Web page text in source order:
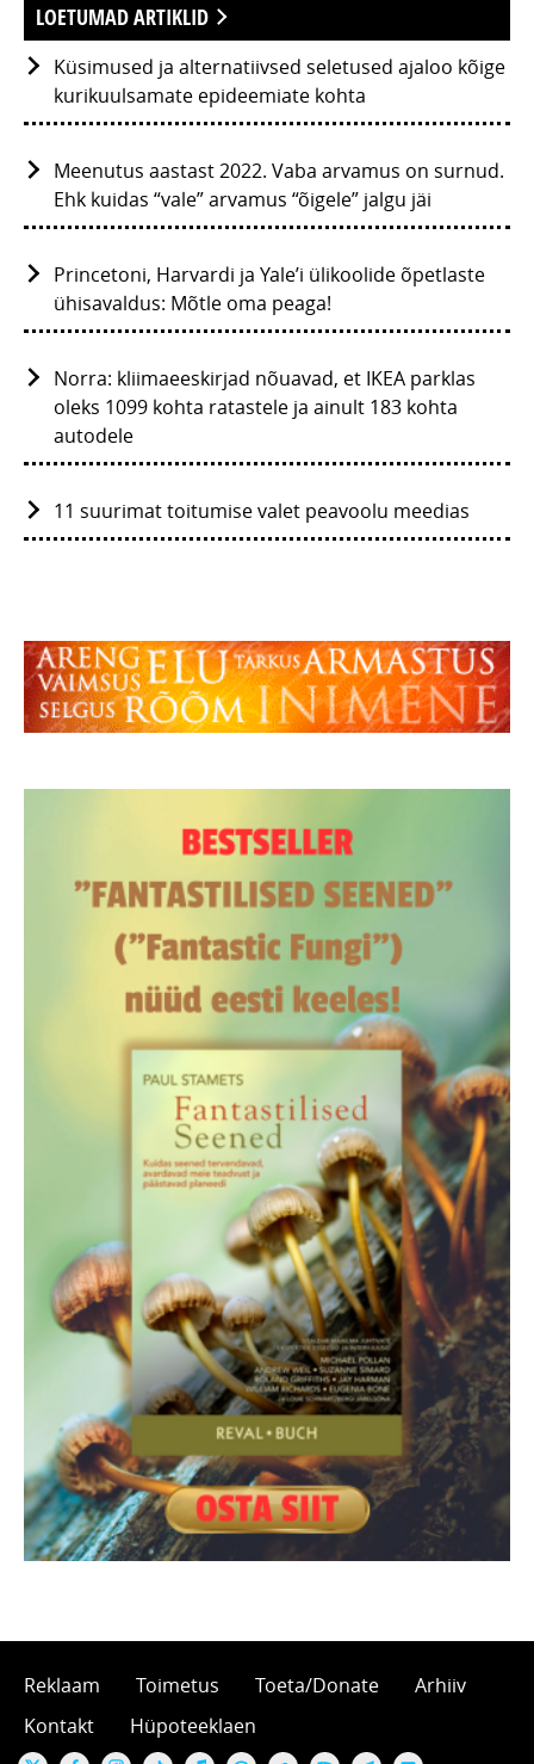
LOETUMAD ARTIKLID
Küsimused ja alternatiivsed seletused ajaloo kõige
kurikuulsamate epideemiate kohta
Meenutus aastast 2022. Vaba arvamus on surnud.
Ehk kuidas “vale” arvamus “õigele” jalgu jäi
Princetoni, Harvardi ja Yale’i ülikoolide õpetlaste
ühisavaldus: Mõtle oma peaga!
Norra: kliimaeeskirjad nõuavad, et IKEA parklas
oleks 1099 kohta ratastele ja ainult 183 kohta
autodele
11 suurimat toitumise valet peavoolu meedias
Reklaam Toimetus Toeta/Donate
Arhiiv
Kontakt
Hüpoteeklaen